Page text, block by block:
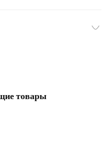
товары